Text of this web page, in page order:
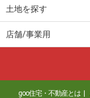
土地を探す
店舗/事業用
goo住宅・不動産とは